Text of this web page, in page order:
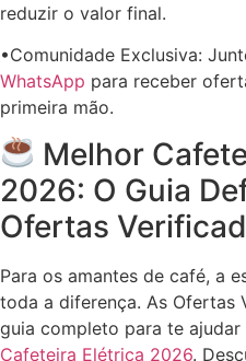
reduzir o valor final.
•Comunidade Exclusiva:
WhatsApp para receber
primeira mão.
Melhor
2026: O Guia
Ofertas
Para os amantes de café, a
toda a diferença. As Ofertas
guia completo para te ajudar
Cafeteira Elétrica 2026.